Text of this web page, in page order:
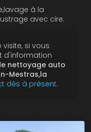
à la
avec cire.
si vous
d'information
nettoyage auto
Mestras,la
dès à présent.